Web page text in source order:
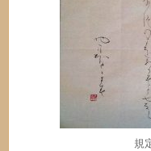
規